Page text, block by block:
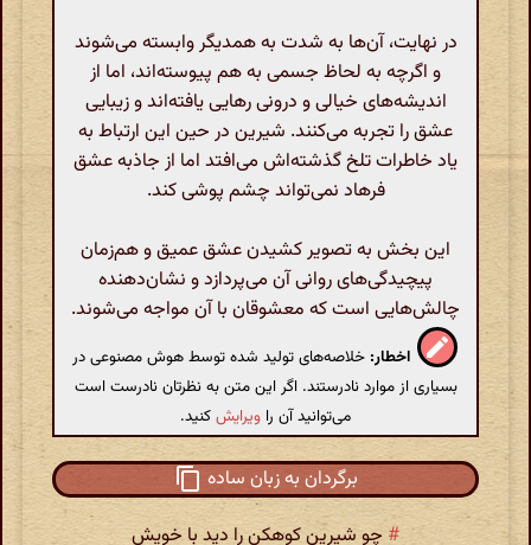
در نهایت، آن‌ها به شدت به همدیگر وابسته می‌شوند
و اگرچه به لحاظ جسمی به هم پیوسته‌اند، اما از
اندیشه‌های خیالی و درونی رهایی یافته‌اند و زیبایی
عشق را تجربه می‌کنند. شیرین در حین این ارتباط به
یاد خاطرات تلخ گذشته‌اش می‌افتد اما از جاذبه عشق
فرهاد نمی‌تواند چشم پوشی کند.
این بخش به تصویر کشیدن عشق عمیق و هم‌زمان
پیچیدگی‌های روانی آن می‌پردازد و نشان‌دهنده
چالش‌هایی است که معشوقان با آن مواجه می‌شوند.
اخطار: خلاصه‌های تولید شده توسط هوش مصنوعی در
بسیاری از موارد نادرستند. اگر این متن به نظرتان نادرست است
می‌توانید آن را ویرایشکنید.
برگردان به زبان ساده
# چو شیرین کوهکن را دید با خویش